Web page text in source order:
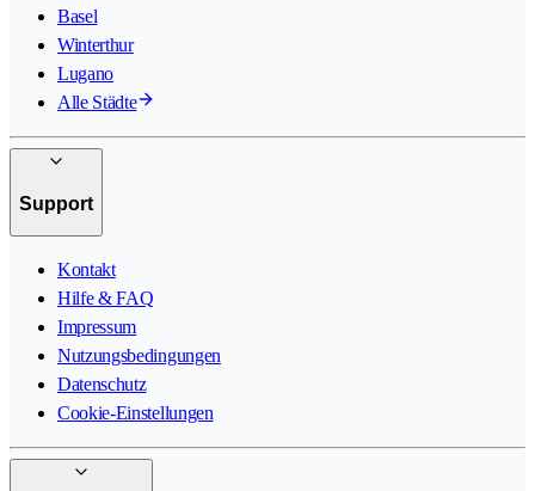
Basel
Winterthur
Lugano
Alle Städte
Support
Kontakt
Hilfe & FAQ
Impressum
Nutzungsbedingungen
Datenschutz
Cookie-Einstellungen